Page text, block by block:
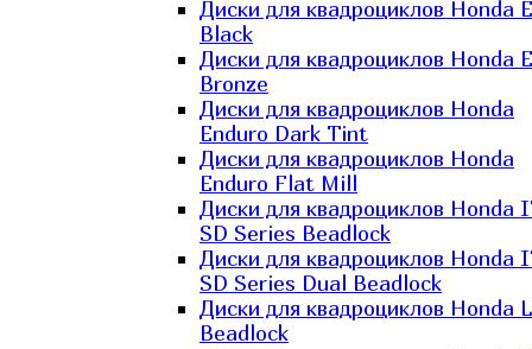
Диски для квадроциклов Honda
Black
Диски для квадроциклов Honda
Bronze
Диски для квадроциклов Honda
Enduro Dark Tint
Диски для квадроциклов Honda
Enduro Flat Mill
Диски для квадроциклов Honda
SD Series Beadlock
Диски для квадроциклов Honda
SD Series Dual Beadlock
Диски для квадроциклов Honda
Beadlock